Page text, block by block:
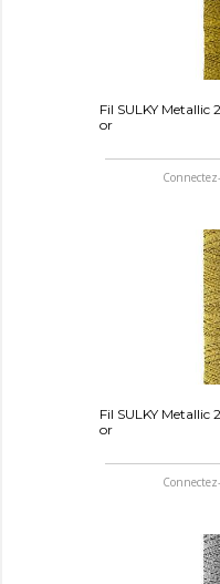
Fil SULKY
or
Fil SULKY
or